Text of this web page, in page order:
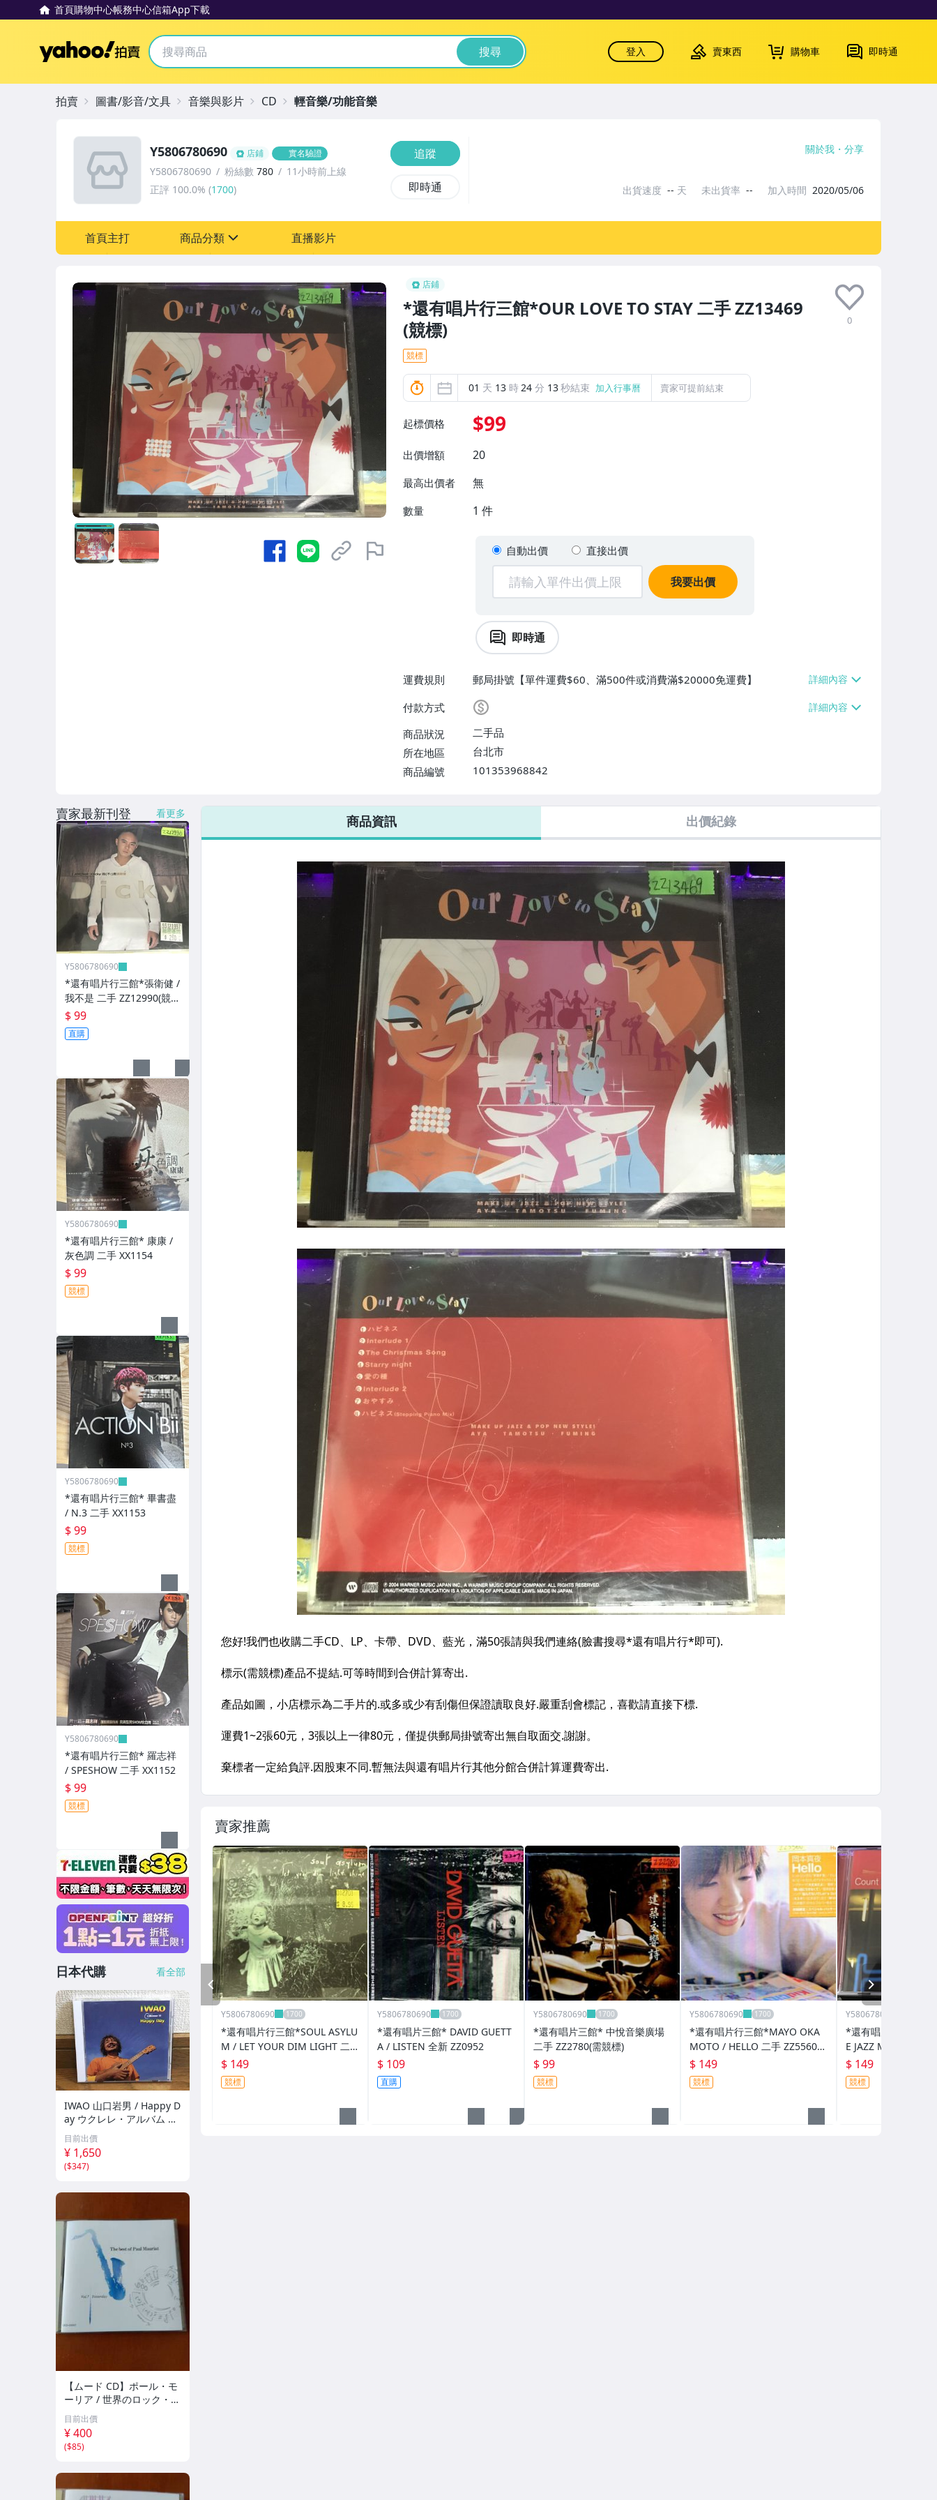
首頁購物中心帳務中心信箱App下載
Yahoo拍賣 搜尋 登入 賣東西 購物車 即時通
店鋪
*還有唱片行三館*OUR LOVE TO STAY 二手 ZZ13469
(競標)
0
競標
01 天 13 時24 分 12秒結束 加入行事曆 賣家可提前結束
起標價格 $99
出價增額 20
最高出價者 無
數量 1 件
自動出價 直接出價
我要出價
即時通
運費規則
郵局掛號【單件運費$60、滿500件或消費滿$20000免運費】
付款方式
商品狀況
二手品
所在地區
台北市
商品編號
101353968842
Y5806780690 店鋪 實名驗證
Y5806780690 粉絲數 780
11小時前上線
正評 100.0% (1700)
追蹤
即時通
關於我 分享
出貨速度 -- 天 未出貨率 -- 加入時間 2020/05/06
首頁主打 商品分類 直播影片
拍賣 圖書/影音/文具 音樂與影片 CD 輕音樂/功能音樂
商品資訊 出價紀錄
賣家推薦
Y5806780690
*還有唱片行三館*SOUL ASYLU
M / LET YOUR DIM LIGHT 二
手 ZZ17539(競標)
$ 149
競標
Y5806780690
*還有唱片三館* DAVID GUETT
A / LISTEN 全新 ZZ0952
$ 109
直購
Y5806780690
*還有唱片三館* 中悅音樂廣場
二手 ZZ2780(需競標)
$ 99
競標
Y5806780690
*還有唱片行三館*MAYO OKA
MOTO / HELLO 二手 ZZ5560
(需競標)
$ 149
競標
Y5806780690
*還有唱片行三館
E JAZZ MOODS-
281(需競標)
$ 149
競標
PREV
賣家最新刊登 看更多
Y5806780690
*還有唱片行三館*張衛健 /
我不是 二手 ZZ12990(競
標)(補單
$ 99
直購
Y5806780690
*還有唱片行三館* 康康 /
灰色調 二手 XX1154
$ 99
競標
Y5806780690
*還有唱片行三館* 畢書盡
/ N.3 二手 XX1153
$ 99
競標
Y5806780690
*還有唱片行三館* 羅志祥
/ SPESHOW 二手 XX1152
$ 99
競標
日本代購 看全部
IWAO 山口岩男 / Happy D
ay ウクレレ・アルバム 傑
作 廃盤CD 稀少品 帯付 ケ
ツメイシ / Ryoji / 馬場俊
英 / 坂田学 / 西本明 / 田中
義人
目前出價
¥ 1,650
($347)
【ムード CD】ポール・モ
ーリア / 世界のロック・ポ
ップス・ヒット集 レッ
ト・イット・ビー、ヘイ・
ジュード、明日の架ける橋
全20曲
目前出價
¥ 400
($85)